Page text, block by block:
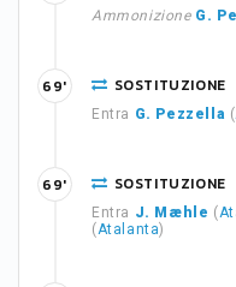
Ammonizione G.
SOSTITUZIONE
Entra G. Pezzella (
69'
SOSTITUZIONE
Entra J. Mæhle (
(Atalanta)
69'